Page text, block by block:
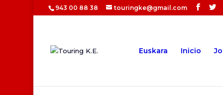
943 00 88 38 touringke@gmail.com
Euskara Inicio